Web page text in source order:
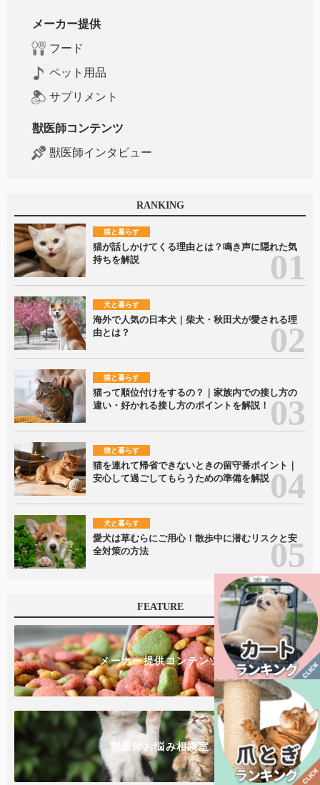
メーカー提供
フード
ペット用品
サプリメント
獣医師コンテンツ
獣医師インタビュー
RANKING
猫と暮らす
猫が話しかけてくる理由とは？鳴き声に隠れた気
持ちを解説
犬と暮らす
海外で人気の日本犬｜柴犬・秋田犬が愛される理
由とは？
猫と暮らす
猫って順位付けをするの？｜家族内での接し方の
違い・好かれる接し方のポイントを解説！
猫と暮らす
猫を連れて帰省できないときの留守番ポイント｜
安心して過ごしてもらうための準備を解説
犬と暮らす
愛犬は草むらにご用心！散歩中に潜むリスクと安
全対策の方法
FEATURE
メーカー提供コンテンツ
獣医師お悩み相談室